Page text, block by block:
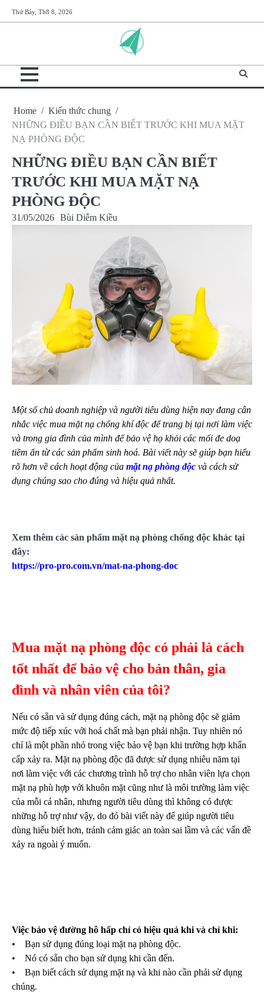
to
Thứ Bảy, Th8 8, 2026
Home
Kiến thức chung
NHỮNG ĐIỀU BẠN CẦN BIẾT TRƯỚC KHI MUA MẶT
NẠ PHÒNG ĐỘC
NHỮNG ĐIỀU BẠN CẦN BIẾT
TRƯỚC KHI MUA MẶT NẠ
PHÒNG ĐỘC
31/05/2026 Bùi Diễm Kiều
Một số chủ doanh nghiệp và người tiêu dùng hiện nay đang cân
nhắc việc mua mặt nạ chống khí độc để trang bị tại nơi làm việc
và trong gia đình của mình để bảo vệ họ khỏi các mối đe doạ
tiềm ẩn từ các sản phẩm sinh hoá. Bài viết này sẽ giúp bạn hiểu
rõ hơn về cách hoạt động của mặt nạ phòng độc và cách sử
dụng chúng sao cho đúng và hiệu quả nhất.
Xem thêm các sản phẩm mặt nạ phòng chống độc khác tại
đây:
https://pro-pro.com.vn/mat-na-phong-doc
Mua mặt nạ phòng độc có phải là cách
tốt nhất để bảo vệ cho bản thân, gia
đình và nhân viên của tôi?
Nếu có sẵn và sử dụng đúng cách, mặt nạ phòng độc sẽ giảm
mức độ tiếp xúc với hoá chất mà bạn phải nhận. Tuy nhiên nó
chỉ là một phần nhỏ trong việc bảo vệ bạn khi trường hợp khẩn
cẩp xảy ra. Mặt nạ phòng độc đã được sử dụng nhiêu năm tại
nơi làm việc với các chương trình hỗ trợ cho nhân viên lựa chọn
mặt nạ phù hợp với khuôn mặt cũng như là môi trường làm việc
của mỗi cá nhân, nhưng người tiêu dùng thì không có được
những hỗ trợ như vậy, do đó bài viết này để giúp người tiêu
dùng hiểu biết hơn, tránh cảm giác an toàn sai lầm và các vấn đề
xảy ra ngoài ý muốn.
Việc bảo vệ đường hô hấp chỉ có hiệu quả khi và chỉ khi:
• Bạn sử dụng đúng loại mặt nạ phòng độc.
• Nó có sẵn cho bạn sử dụng khi cần đến.
• Bạn biết cách sử dụng mặt nạ và khi nào cần phải sử dụng
chúng.